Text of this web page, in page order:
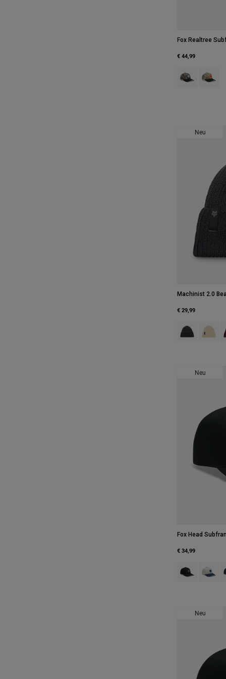
Fox Realtree
€ 44,99
Product
Neu
Machinist 2.0
€ 29,99
Product
Neu
Fox Head
€ 34,99
Product
Neu